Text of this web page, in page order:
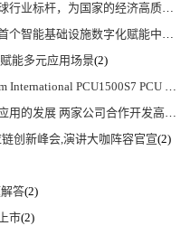
贡献更大力量|上海电气集团党委书记、董事长吴磊来访
智能基础设施数字化赋能中心
能多元应用场景(2)
PCU1500S7 PCU 1500 S7 V4.5.0
能储能和太阳能组串式逆变器方案 以实现可持续的未来
创新峰会,演讲大咖阵容官宣(2)
答(2)
市(2)